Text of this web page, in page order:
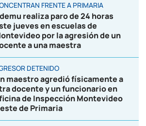
FRENTE A PRIMARIA
realiza paro de 24 horas
jueves en escuelas de
por la agresión de un
a una maestra
DETENIDO
maestro agredió físicamente a
docente y un funcionario en
de Inspección Montevideo
de Primaria